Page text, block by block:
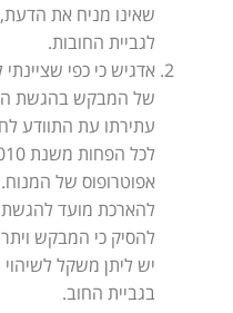
שאינו מניח את
לגביית החובות.
אדגיש כי כפי
של המבקש בהגשת
עתירתו עת התוודע
אפוטרופוס של
להארכת מועד להגשת
להסיק כי המבקש
יש ליתן משקל
בגביית החוב.